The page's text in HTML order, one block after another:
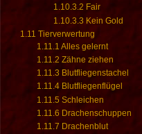
1.10.3.2 Fair
1.10.3.3 Kein Gold
1.11 Tierverwertung
1.11.1 Alles gelernt
1.11.2 Zähne ziehen
1.11.3 Blutfliegenstachel
1.11.4 Blutfliegenflügel
1.11.5 Schleichen
1.11.6 Drachenschuppen
1.11.7 Drachenblut